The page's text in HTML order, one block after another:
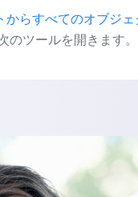
からすべてのオブジェ
のツールを開きます。